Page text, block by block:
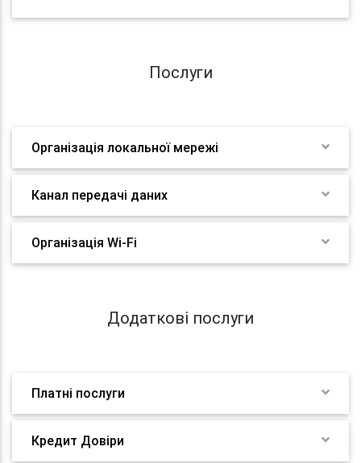
Послуги
Організація локальної мережі
Канал передачі даних
Організація Wi-Fi
Додаткові послуги
Платні послуги
Кредит Довіри